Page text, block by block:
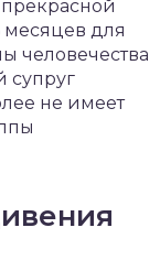
месяцев для
человечества
супруг
не имеет